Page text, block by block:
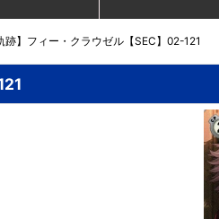
跡】フィー・クラウゼル【SEC】02-121